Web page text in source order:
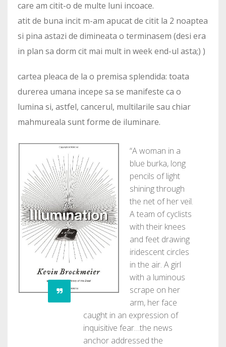
care am citit-o de multe luni incoace.
atit de buna incit m-am apucat de citit la 2 noaptea
si pina astazi de dimineata o terminasem (desi era
in plan sa dorm cit mai mult in week end-ul asta;) )
cartea pleaca de la o premisa splendida: toata
durerea umana incepe sa se manifeste ca o
lumina si, astfel, cancerul, multilarile sau chiar
mahmureala sunt forme de iluminare.
“A woman in a
blue burka, long
pencils of light
shining through
the net of her veil.
A team of cyclists
with their knees
and feet drawing
iridescent circles
in the air. A girl
with a luminous
scrape on her
arm, her face
caught in an expression of
inquisitive fear…the news
anchor addressed the